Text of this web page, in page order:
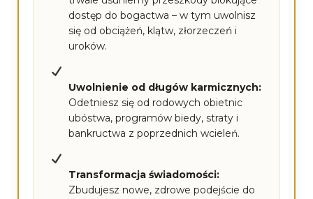
dostęp do bogactwa – w tym uwolnisz
się od obciążeń, klątw, złorzeczeń i
uroków.
Uwolnienie od długów karmicznych:
Odetniesz się od rodowych obietnic
ubóstwa, programów biedy, straty i
bankructwa z poprzednich wcieleń.
Transformacja świadomości:
Zbudujesz nowe, zdrowe podejście do